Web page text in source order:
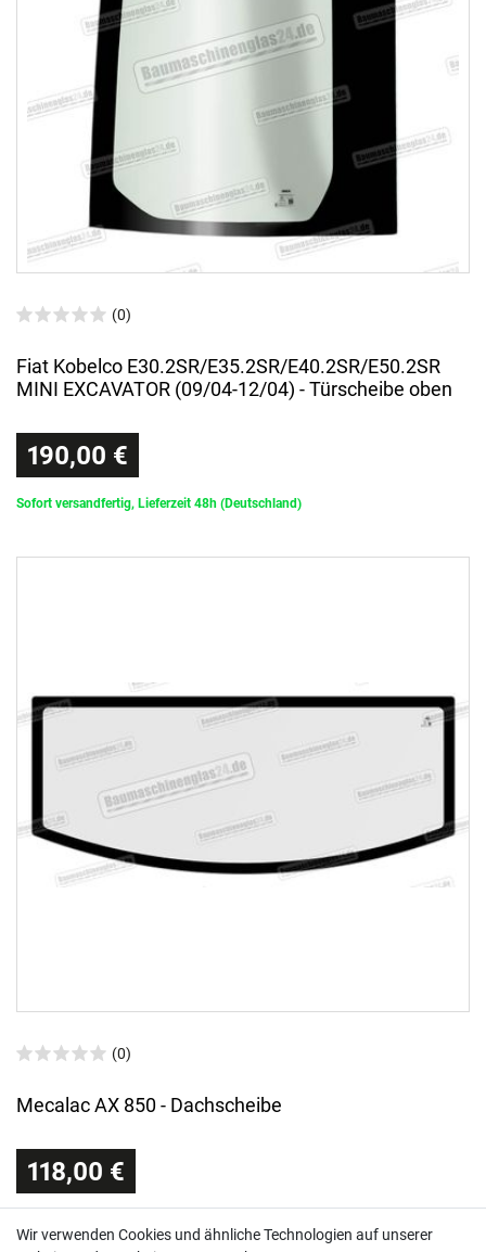
(0)
Fiat Kobelco E30.2SR/E35.2SR/E40.2SR/E50.2SR
MINI EXCAVATOR (09/04-12/04) - Türscheibe oben
190,00 €
Sofort versandfertig, Lieferzeit 48h (Deutschland)
(0)
Mecalac AX 850 - Dachscheibe
118,00 €
Wir verwenden Cookies und ähnliche Technologien auf unserer